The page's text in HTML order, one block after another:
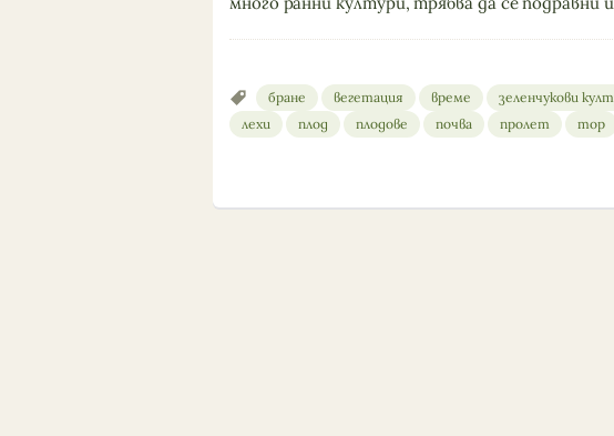
бране вегетация време зеленчукови
лехи
плод плодове почва пролет тор